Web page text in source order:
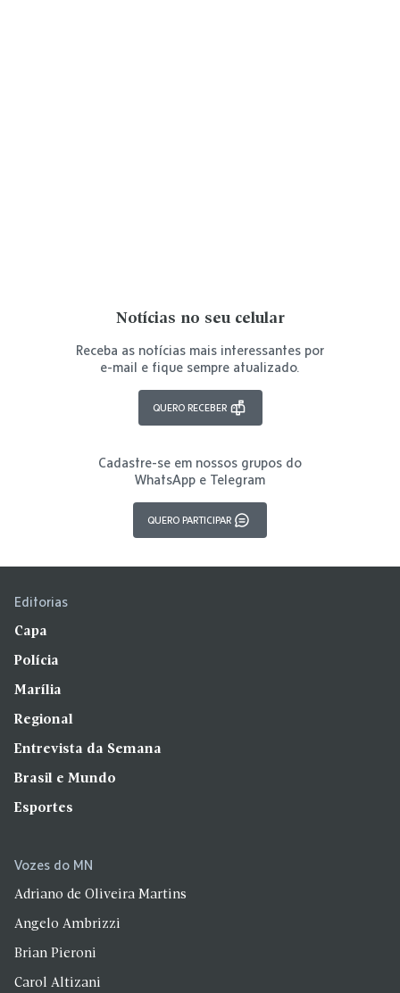
Notícias no seu celular
Receba as notícias mais interessantes por
e-mail e fique sempre atualizado.
QUERO RECEBER
Cadastre-se em nossos grupos do
WhatsApp e Telegram
QUERO PARTICIPAR
Editorias
Capa
Polícia
Marília
Regional
Entrevista da Semana
Brasil e Mundo
Esportes
Vozes do MN
Adriano de Oliveira Martins
Angelo Ambrizzi
Brian Pieroni
Carol Altizani